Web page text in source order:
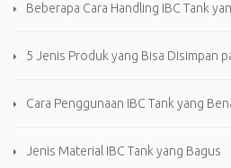
Beberapa Cara Handling IBC Tank
5 Jenis Produk yang Bisa Disimpan
Cara Penggunaan IBC Tank yang
Jenis Material IBC Tank yang Bagus